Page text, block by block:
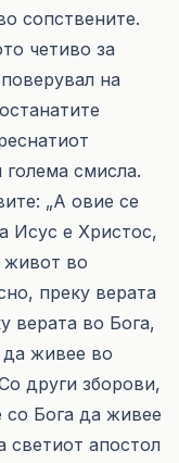
сопствените.
четиво за
на
смисла.
„А овие се
Исус е Христос,
живот во
преку верата
верата во Бога,
живее во
други зборови,
Бога да живее
светиот апостол